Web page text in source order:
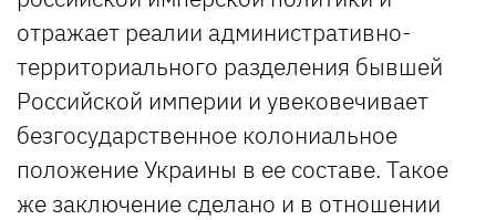
отражает реалии административно-
территориального разделения бывшей
Российской империи и увековечивает
безгосударственное колониальное
положение Украины в ее составе. Такое
же заключение сделано и в отношении